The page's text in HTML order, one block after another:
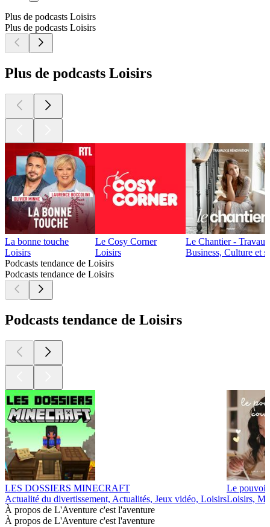
Plus de podcasts Loisirs
Plus de podcasts Loisirs
Plus de podcasts Loisirs
La bonne touche
Loisirs
Le Cosy Corner
Loisirs
Le Chantier -
Business, Culture et
Podcasts tendance de Loisirs
Podcasts tendance de Loisirs
Podcasts tendance de Loisirs
LES DOSSIERS MINECRAFT
Actualité du divertissement, Actualités, Jeux vidéo, Loisirs
Le pouvoir
Loisirs,
À propos de L'Aventure c'est l'aventure
À propos de L'Aventure c'est l'aventure